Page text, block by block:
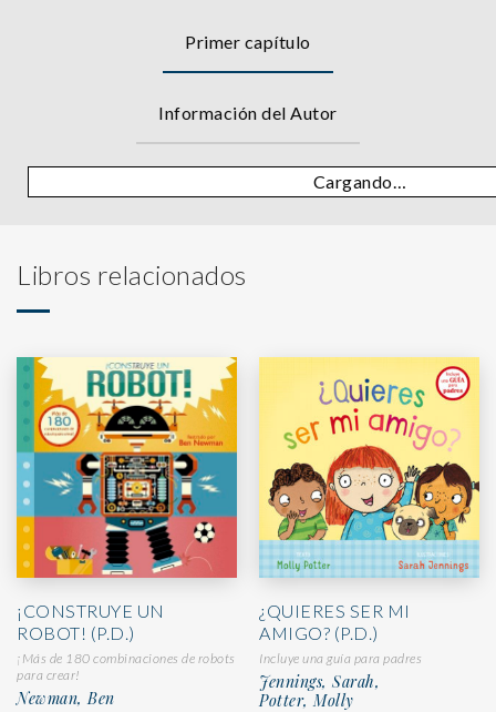
Primer capítulo
Información del Autor
Cargando…
Libros relacionados
¡CONSTRUYE UN
ROBOT! (P.D.)
¡Más de 180 combinaciones de robots
para crear!
Newman, Ben
¿QUIERES SER MI
AMIGO? (P.D.)
Incluye una guía para padres
Jennings, Sarah,
Potter, Molly